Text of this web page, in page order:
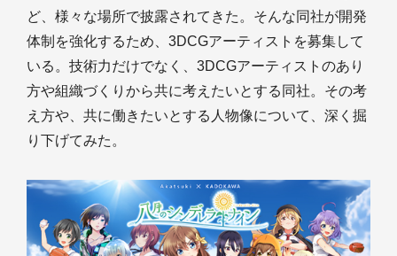
ど、様々な場所で披露されてきた。そんな同社が開発
体制を強化するため、3DCGアーティストを募集して
いる。技術力だけでなく、3DCGアーティストのあり
方や組織づくりから共に考えたいとする同社。その考
え方や、共に働きたいとする人物像について、深く掘
り下げてみた。